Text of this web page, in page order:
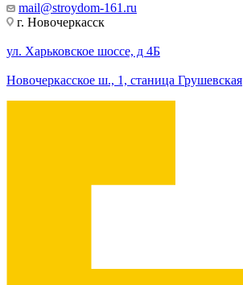
mail@stroydom-161.ru
г. Новочеркасск
ул. Харьковское шоссе, д 4Б
Новочеркасское ш., 1, станица Грушевская